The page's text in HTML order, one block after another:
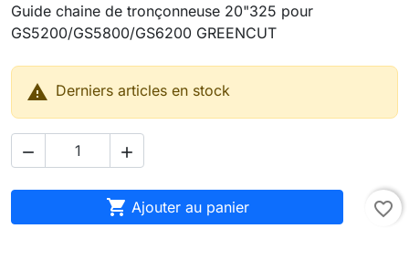
Guide chaine de tronçonneuse 20"325 pour
GS5200/GS5800/GS6200 GREENCUT
 Derniers articles en stock
 
 Ajouter au panier favorite_border